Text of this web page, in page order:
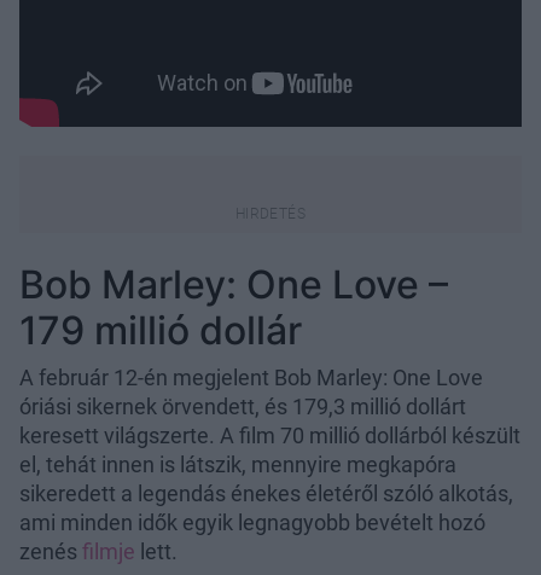
Bob Marley: One Love –
179 millió dollár
A február 12-én megjelent Bob Marley: One Love
óriási sikernek örvendett, és 179,3 millió dollárt
keresett világszerte. A film 70 millió dollárból készült
el, tehát innen is látszik, mennyire megkapóra
sikeredett a legendás énekes életéről szóló alkotás,
ami minden idők egyik legnagyobb bevételt hozó
zenés filmje lett.